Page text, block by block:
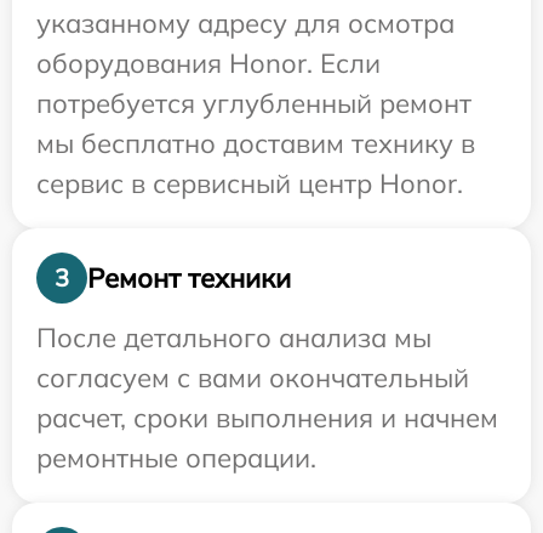
указанному адресу для осмотра
оборудования Honor. Если
потребуется углубленный ремонт
мы бесплатно доставим технику в
сервис в сервисный центр Honor.
3
Ремонт техники
После детального анализа мы
согласуем с вами окончательный
расчет, сроки выполнения и начнем
ремонтные операции.